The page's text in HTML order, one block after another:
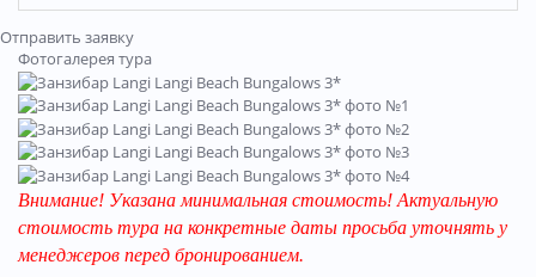
Отправить заявку
Фотогалерея тура
Внимание! Указана минимальная стоимость! Актуальную
стоимость тура на конкретные даты просьба уточнять у
менеджеров перед бронированием.